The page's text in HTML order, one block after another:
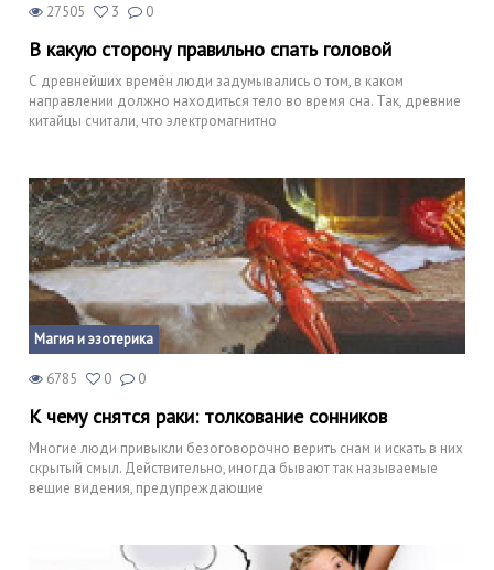
27505 3 0
В какую сторону правильно спать головой
С древнейших времён люди задумывались о том, в каком
направлении должно находиться тело во время сна. Так, древние
китайцы считали, что электромагнитно
Магия и эзотерика
6785 0 0
К чему снятся раки: толкование сонников
Многие люди привыкли безоговорочно верить снам и искать в них
скрытый смыл. Действительно, иногда бывают так называемые
вещие видения, предупреждающие